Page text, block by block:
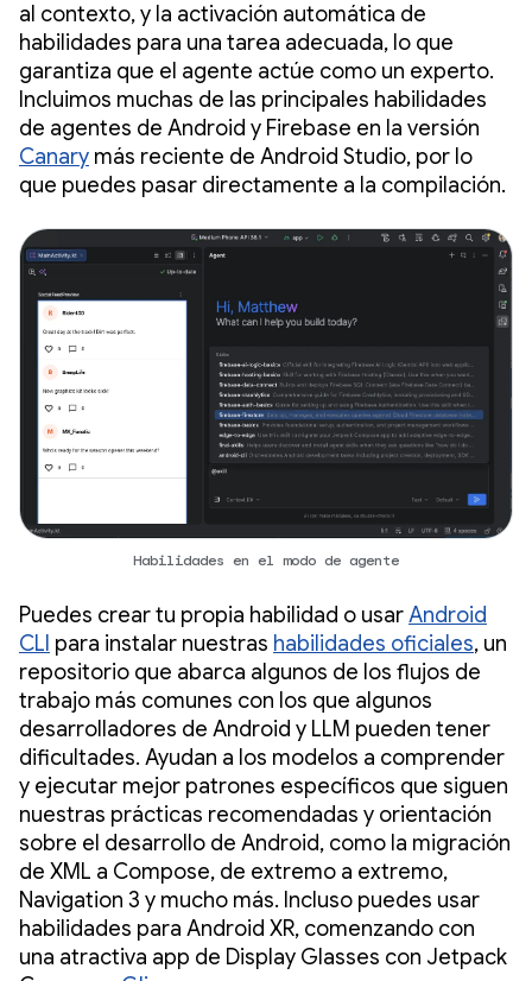
al contexto, y la activación automática de
habilidades para una tarea adecuada, lo que
garantiza que el agente actúe como un experto.
Incluimos muchas de las principales habilidades
de agentes de Android y Firebase en la versión
Canary más reciente de Android Studio, por lo
que puedes pasar directamente a la compilación.
Habilidades en el modo de agente
Puedes crear tu propia habilidad o usarAndroid
CLI para instalar nuestras habilidades oficiales, un
repositorio que abarca algunos de los flujos de
trabajo más comunes con los que algunos
desarrolladores de Android y LLM pueden tener
dificultades. Ayudan a los modelos a comprender
y ejecutar mejor patrones específicos que siguen
nuestras prácticas recomendadas y orientación
sobre el desarrollo de Android, como la migración
de XML a Compose, de extremo a extremo,
Navigation 3 y mucho más. Incluso puedes usar
habilidades para Android XR, comenzando con
una atractiva app de Display Glasses con Jetpack